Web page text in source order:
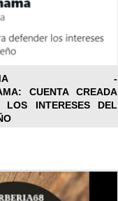
-
CUENTA CREADA
LOS INTERESES DEL